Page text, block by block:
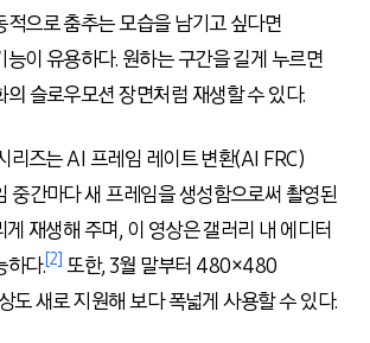
적으로 춤추는 모습을 남기고 싶다면
능이 유용하다. 원하는 구간을 길게 누르면
슬로우모션 장면처럼 재생할 수 있다.
리즈는 AI 프레임 레이트 변환(AI FRC)
중간마다 새 프레임을 생성함으로써 촬영된
재생해 주며, 이 영상은 갤러리 내 에디터
하다.[2] 또한, 3월 말부터 480×480
새로 지원해 보다 폭넓게 사용할 수 있다.